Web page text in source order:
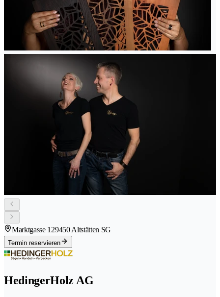
Marktgasse 129450 Altstätten SG
Termin reservieren
HedingerHolz AG